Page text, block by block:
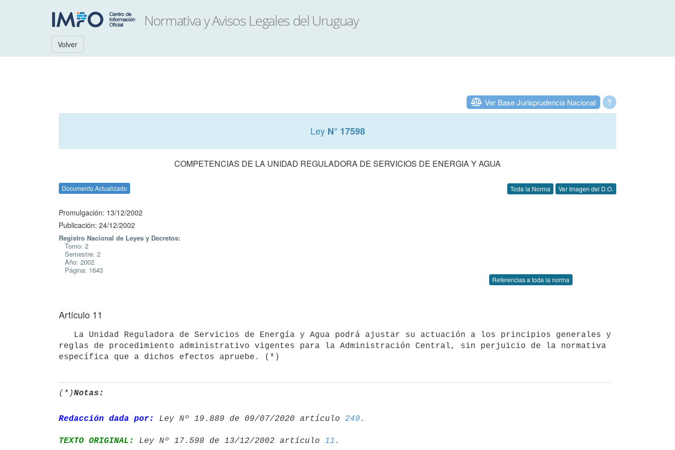
Volver
?
Ver Base Jurisprudencia Nacional
Ley N° 17598
COMPETENCIAS DE LA UNIDAD REGULADORA DE SERVICIOS DE ENERGIA Y AGUA
Documento Actualizado Toda la Norma Ver Imagen del D.O.
Promulgación: 13/12/2002
Publicación: 24/12/2002
Registro Nacional de Leyes y Decretos:
Tomo: 2
Semestre: 2
Año: 2002
Página: 1643
Referencias a toda la norma
Artículo 11
reglas de procedimiento administrativo vigentes para la Administración Central, sin perjuicio de la normativa
(*)Notas:
Redacción dada por: Ley Nº 19.889 de 09/07/2020 artículo 249
TEXTO ORIGINAL: Ley Nº 17.598 de 13/12/2002 artículo 11